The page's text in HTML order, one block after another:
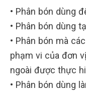
• Phân bón dùng
• Phân bón dùng
• Phân bón mà
phạm vi của đơn
ngoài được thực
• Phân bón dùng